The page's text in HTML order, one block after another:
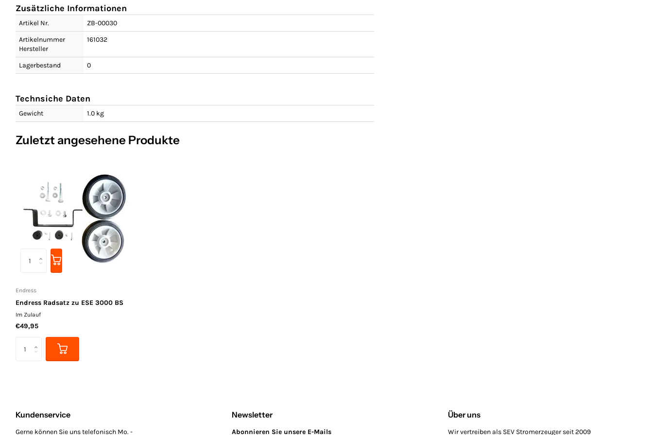
Zusätzliche Informationen
Artikel Nr.
ZB-00030
Artikelnummer
Hersteller
161032
Lagerbestand 0
Technsiche Daten
Gewicht 1.0 kg
Zuletzt angesehene Produkte
Endress
Endress Radsatz zu ESE 3000 BS
Im Zulauf
€49,95
Kundenservice
Gerne können Sie uns telefonisch Mo. -
Newsletter
Abonnieren Sie unsere E-Mails
Über uns
Wir vertreiben als SEV Stromerzeuger seit 2009